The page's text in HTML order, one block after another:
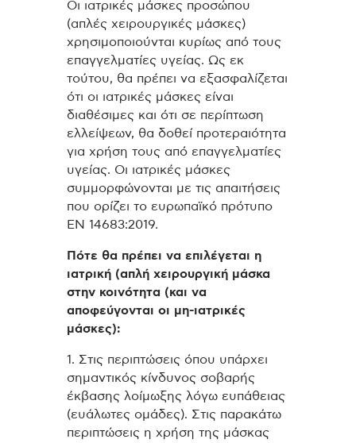
Οι ιατρικές μάσκες προσώπου
(απλές χειρουργικές μάσκες)
χρησιμοποιούνται κυρίως από τους
επαγγελματίες υγείας. Ως εκ
τούτου, θα πρέπει να εξασφαλίζεται
ότι οι ιατρικές μάσκες είναι
διαθέσιμες και ότι σε περίπτωση
ελλείψεων, θα δοθεί προτεραιότητα
για χρήση τους από επαγγελματίες
υγείας. Οι ιατρικές μάσκες
συμμορφώνονται με τις απαιτήσεις
που ορίζει το ευρωπαϊκό πρότυπο
EN 14683:2019.
Πότε θα πρέπει να επιλέγεται η
ιατρική (απλή χειρουργική μάσκα
στην κοινότητα (και να
αποφεύγονται οι μη-ιατρικές
μάσκες):
1. Στις περιπτώσεις όπου υπάρχει
σημαντικός κίνδυνος σοβαρής
έκβασης λοίμωξης λόγω ευπάθειας
(ευάλωτες ομάδες). Στις παρακάτω
περιπτώσεις η χρήση της μάσκας